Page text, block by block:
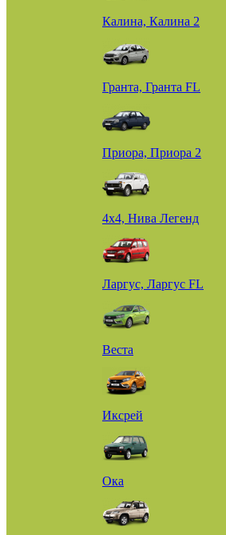
Калина, Калина 2
Гранта, Гранта FL
Приора, Приора 2
4х4, Нива Легенд
Ларгус, Ларгус FL
Веста
Иксрей
Ока